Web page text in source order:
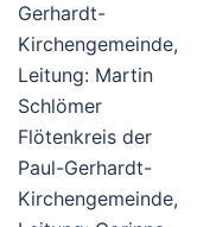
Gerhardt-
Kirchengemeinde,
Leitung: Martin
Schlömer
Flötenkreis der
Paul-Gerhardt-
Kirchengemeinde,